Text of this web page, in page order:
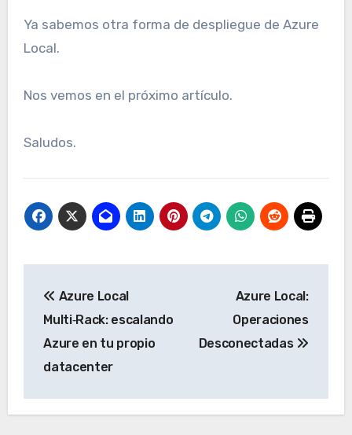
Ya sabemos otra forma de despliegue de Azure
Local.
Nos vemos en el próximo artículo.
Saludos.
de
entradas
Azure Local
Multi‑Rack: escalando
Azure en tu propio
datacenter
Azure Local:
Operaciones
Desconectadas